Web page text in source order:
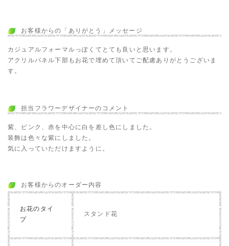
お客様からの「ありがとう」メッセージ
カジュアルフォーマルっぽくてとても良いと思います。
アクリルパネル下部もお花で埋めて頂いてご配慮ありがとうございま
す。
担当フラワーデザイナーのコメント
紫、ピンク、赤を中心に白を差し色にしました。
装飾は色々な紫にしました。
気に入っていただけますように。
お客様からのオーダー内容
お花のタイ
プ
スタンド花